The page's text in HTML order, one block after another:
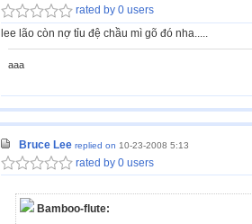
rated by 0 users
lee lão còn nợ tỉu đệ chầu mì gõ đó nha.....
aaa
Bruce Lee replied on 10-23-2008 5:13
rated by 0 users
Bamboo-flute: